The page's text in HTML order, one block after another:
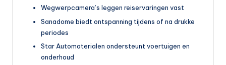
Wegwerpcamera’s leggen reiservaringen vast
Sanadome biedt ontspanning tijdens of na drukke
periodes
Star Automaterialen ondersteunt voertuigen en
onderhoud